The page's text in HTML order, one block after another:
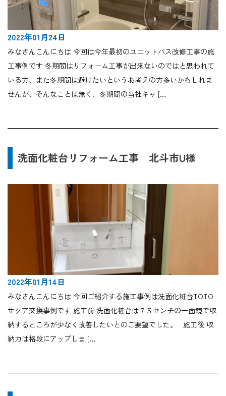
2022年01月24日
みなさんこんにちは 今回は今年最初のユニットバス改修工事の施
工事例です 冬期間はリフォーム工事が出来ないのではと思われて
いる方、また冬期間は避けたいというお考えの方多いかもしれま
せんが、そんなことは無く、冬期間の当社キャ […
洗面化粧台リフォーム工事 北斗市U様
2022年01月14日
みなさんこんにちは 今回ご紹介する施工事例は洗面化粧台TOTO
サクア交換事例です 施工前 洗面化粧台は７５センチの一面鏡で収
納するところが少なく改善したいとのご要望でした。 施工後 収
納力は格段にアップしま […